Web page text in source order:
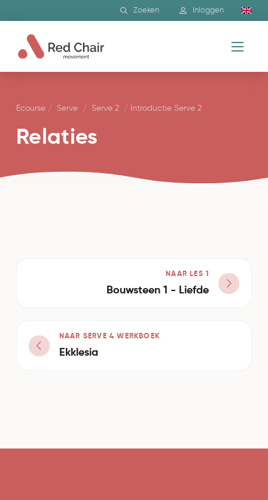
Zoeken Inloggen
Ecourse / Serve / Serve 2 / Introductie Serve 2
Relaties
NAAR LES 1
Bouwsteen 1 - Liefde
NAAR SERVE 4 WERKBOEK
Ekklesia